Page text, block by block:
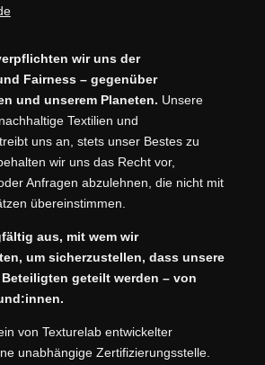
wir uns der
Fairness – gegenüber
und unserem Planeten. Unsere
Textilien und
uns an, stets unser Bestes zu
wir uns das Recht vor,
Anfragen abzulehnen, die nicht mit
übereinstimmen.
aus, mit wem wir
um sicherzustellen, dass unsere
geteilt werden – von
von Texturelab entwickelter
unabhängige Zertifizierungsstelle.